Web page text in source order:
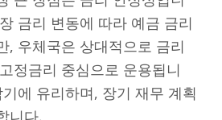
금리 변동에 따라 예금 금리
, 우체국은 상대적으로 금리
정금리 중심으로 운용됩니
에 유리하며, 장기 재무 계획
니다.